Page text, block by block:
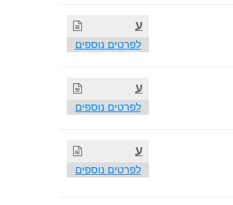
ע
לפרטים נוספים
ע
לפרטים נוספים
ע
לפרטים נוספים